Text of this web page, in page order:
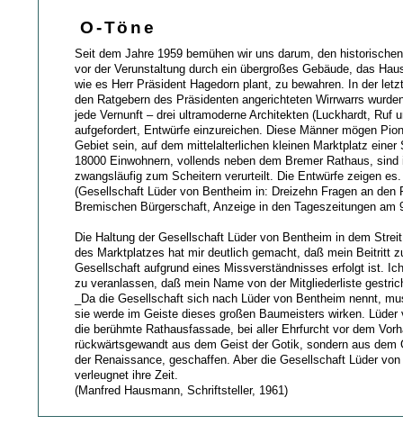
O-Töne
Seit dem Jahre 1959 bemühen wir uns darum, den
vor der Verunstaltung durch ein übergroßes Gebäude, das
wie es Herr Präsident Hagedorn plant, zu bewahren. In der
den Ratgebern des Präsidenten angerichteten Wirrwarrs
jede Vernunft – drei ultramoderne Architekten (Luckhardt, Ruf
aufgefordert, Entwürfe einzureichen. Diese Männer mögen
Gebiet sein, auf dem mittelalterlichen kleinen Marktplatz einer
18000 Einwohnern, vollends neben dem Bremer Rathaus, sind
zwangsläufig zum Scheitern verurteilt. Die Entwürfe zeigen es.
(Gesellschaft Lüder von Bentheim in: Dreizehn Fragen an den
Bremischen Bürgerschaft, Anzeige in den Tageszeitungen am
Die Haltung der Gesellschaft Lüder von Bentheim in dem
des Marktplatzes hat mir deutlich gemacht, daß mein Beitritt
Gesellschaft aufgrund eines Missverständnisses erfolgt ist.
zu veranlassen, daß mein Name von der Mitgliederliste
_Da die Gesellschaft sich nach Lüder von Bentheim nennt,
sie werde im Geiste dieses großen Baumeisters wirken. Lüder
die berühmte Rathausfassade, bei aller Ehrfurcht vor dem
rückwärtsgewandt aus dem Geist der Gotik, sondern aus dem
der Renaissance, geschaffen. Aber die Gesellschaft Lüder
verleugnet ihre Zeit.
(Manfred Hausmann, Schriftsteller, 1961)